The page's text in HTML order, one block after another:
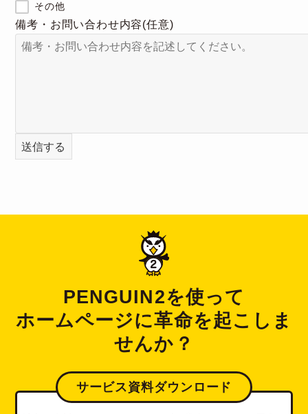
その他
備考・お問い合わせ内容(任意)
送信する
PENGUIN2を使って
ホームページに革命を起こしま
せんか？
サービス資料ダウンロード